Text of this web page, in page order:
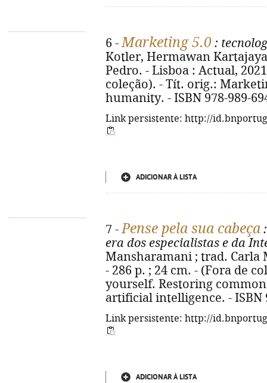
6 -Marketing 5.0 :
Kotler, Hermawan
Pedro. - Lisboa : Actual,
coleção). - Tít. orig.:
humanity. - ISBN 978-989-
Link persistente: http://
ADICIONAR À LISTA
7 -Pense pela sua cabeça
era dos especialistas e da
Mansharamani ; trad. Carla
- 286 p. ; 24 cm. - (Fora de
yourself. Restoring
artificial intelligence. - ISBN
Link persistente: http://
ADICIONAR À LISTA